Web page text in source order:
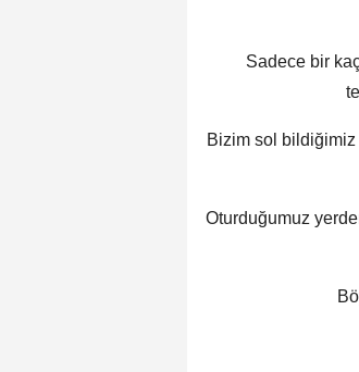
Sadece bir
Bizim sol
Oturduğumuz